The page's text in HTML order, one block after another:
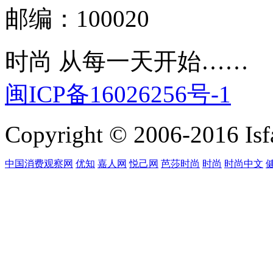
邮编：100020
时尚 从每一天开始……
闽ICP备16026256号-1
Copyright © 2006-2016
中国消费观察网 优知 嘉人网 悦己网 芭莎时尚 时尚 时尚中文